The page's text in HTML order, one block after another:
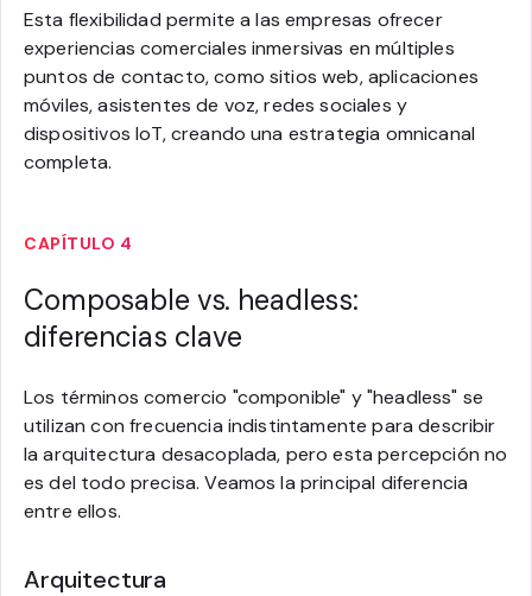
Esta flexibilidad permite a las empresas ofrecer
experiencias comerciales inmersivas en múltiples
puntos de contacto, como sitios web, aplicaciones
móviles, asistentes de voz, redes sociales y
dispositivos IoT, creando una estrategia omnicanal
completa.
CAPÍTULO 4
Composable vs. headless:
diferencias clave
Los términos comercio "componible" y "headless" se
utilizan con frecuencia indistintamente para describir
la arquitectura desacoplada, pero esta percepción no
es del todo precisa. Veamos la principal diferencia
entre ellos.
Arquitectura